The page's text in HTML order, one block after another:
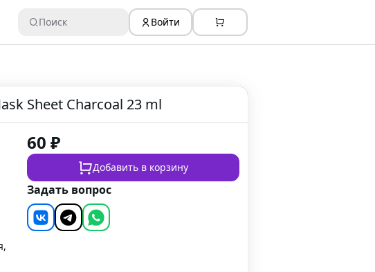
Поиск Войти
Sheet Charcoal 23 ml
60 ₽
Добавить в корзину
Задать вопрос